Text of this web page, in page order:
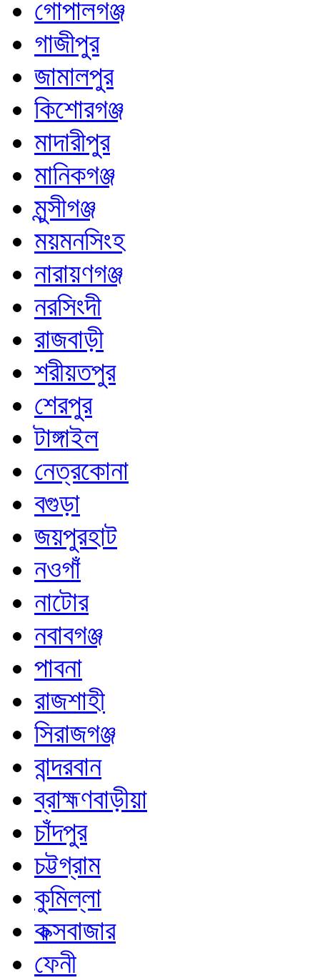
গোপালগঞ্জ
গাজীপুর
জামালপুর
কিশোরগঞ্জ
মাদারীপুর
মানিকগঞ্জ
মুন্সীগঞ্জ
ময়মনসিংহ
নারায়ণগঞ্জ
নরসিংদী
রাজবাড়ী
শরীয়তপুর
শেরপুর
টাঙ্গাইল
নেত্রকোনা
বগুড়া
জয়পুরহাট
নওগাঁ
নাটোর
নবাবগঞ্জ
পাবনা
রাজশাহী
সিরাজগঞ্জ
বান্দরবান
ব্রাহ্মণবাড়ীয়া
চাঁদপুর
চট্টগ্রাম
কুমিল্লা
কক্সবাজার
ফেনী